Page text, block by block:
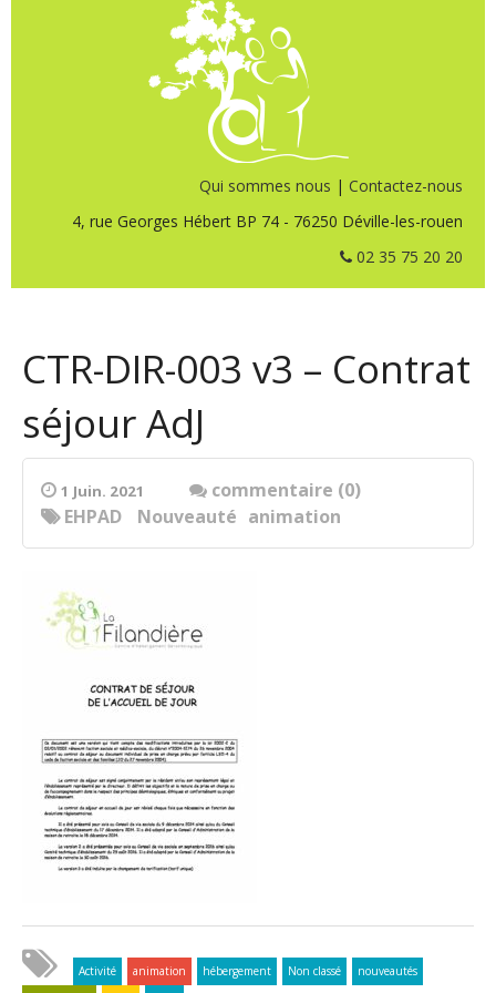
Qui sommes nous | Contactez-nous
4, rue Georges Hébert BP 74 - 76250 Déville-les-rouen
02 35 75 20 20
CTR-DIR-003 v3 – Contrat
séjour AdJ
1 Juin. 2021
commentaire (0)
animation
EHPAD Nouveauté
Activité animation hébergement Non classé
nouveautés